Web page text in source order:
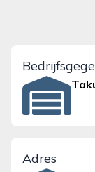
Adres